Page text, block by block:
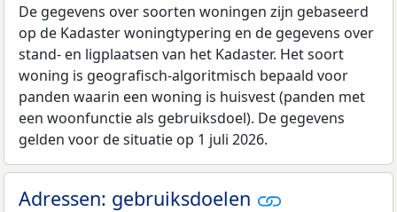
De gegevens over soorten woningen zijn gebaseerd
op de Kadaster woningtypering en de gegevens over
stand- en ligplaatsen van het Kadaster. Het soort
woning is geografisch-algoritmisch bepaald voor
panden waarin een woning is huisvest (panden met
een woonfunctie als gebruiksdoel). De gegevens
gelden voor de situatie op 1 juli 2026.
Adressen: gebruiksdoelen